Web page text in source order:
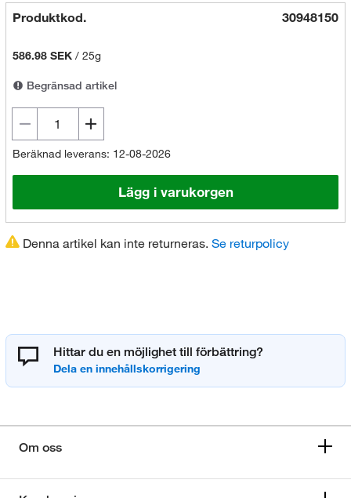
Produktkod. 30948150
586.98 SEK/ 25g
Begränsad artikel
Beräknad leverans: 12-08-2026
Lägg i varukorgen
Denna artikel kan inte returneras. Se returpolicy
Hittar du en möjlighet till förbättring?
Om oss